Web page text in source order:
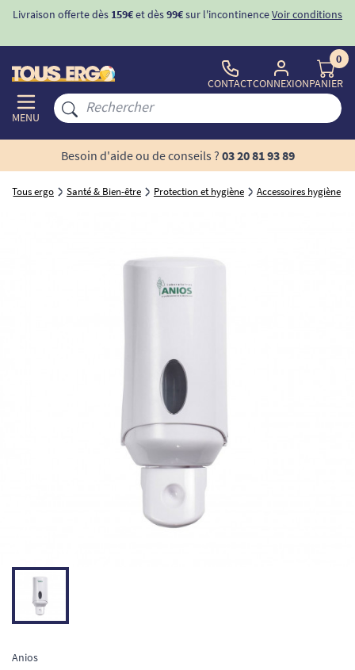
99€sur l'incontinenceVoir conditions -10%avec le code "
MENU
CONTACTCONNEXION
0
PANIER
Besoin d'aide ou de conseils ? 03 20 81 93 89
Tous ergo Santé & Bien-être Protection et hygiène Accessoires hygiène
Anios